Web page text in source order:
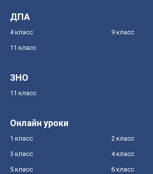
ДПА
4 класс 9 класс
11 класс
ЗНО
11 класс
Онлайн уроки
1 класс 2 класс
3 класс 4 класс
5 класс 6 класс